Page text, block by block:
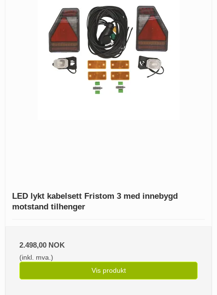
LED lykt kabelsett Fristom 3 med innebygd
motstand tilhenger
2.498,00 NOK
(inkl. mva.)
Vis produkt